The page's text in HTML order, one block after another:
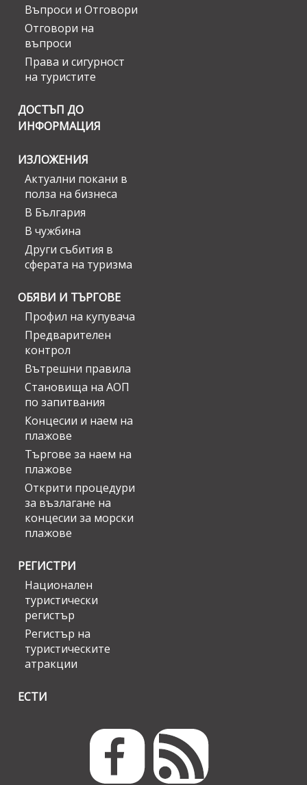
Въпроси и Отговори
Отговори на
въпроси
Права и сигурност
на туристите
ДОСТЪП ДО
ИНФОРМАЦИЯ
ИЗЛОЖЕНИЯ
Актуални покани в
полза на бизнеса
В България
В чужбина
Други събития в
сферата на туризма
ОБЯВИ И ТЪРГОВЕ
Профил на купувача
Предварителен
контрол
Вътрешни правила
Становища на АОП
по запитвания
Концесии и наем на
плажове
Търгове за наем на
плажове
Открити процедури
за възлагане на
концесии за морски
плажове
РЕГИСТРИ
Национален
туристически
регистър
Регистър на
туристическите
атракции
ЕСТИ